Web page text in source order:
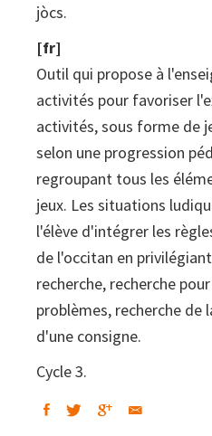
jòcs.
[fr]
Outil qui propose à
activités pour favoriser
activités, sous forme de
selon une progression
regroupant tous les
jeux. Les situations
l'élève d'intégrer les
de l'occitan en
recherche, recherche
problèmes, recherche de
d'une consigne.
Cycle 3.